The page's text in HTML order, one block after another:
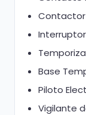
Contactor
Base
Piloto
Vigilante